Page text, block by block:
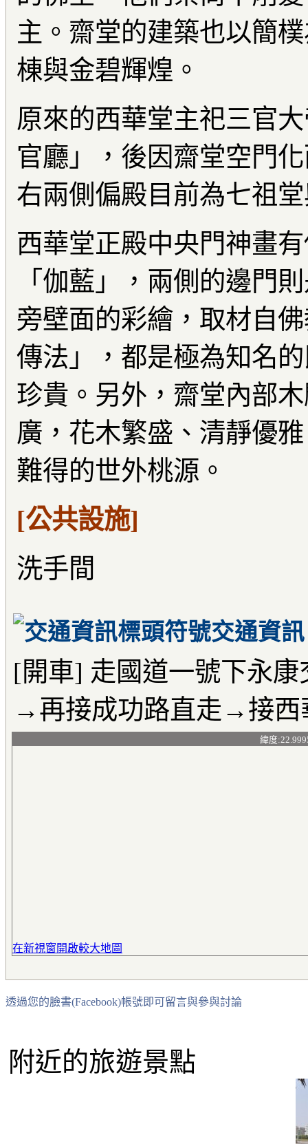
主。齋堂的建築也以簡
棟與金碧輝煌。
原來的西華堂主祀三官
官廳」，後因齋堂空門
右兩側偏殿目前為七祖
西華堂正殿中央門神畫
「伽藍」，兩側的邊門
旁壁面的彩繪，取材自
傳法」，都是極為知名
珍貴。另外，齋堂內部
廣，花木繁盛、清靜優
難得的世外桃源。
[公共設施]
洗手間
交通資訊
[開車] 走國道一號下永
→再接成功路直走→接
緯度
在新視窗開啟較大地圖
透過您的臉書(Facebook)帳號即可留言與參與討論
附近的旅遊景點